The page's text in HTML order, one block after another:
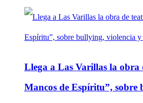
Llega a Las Varillas la obra
Mancos de Espíritu”, sobre